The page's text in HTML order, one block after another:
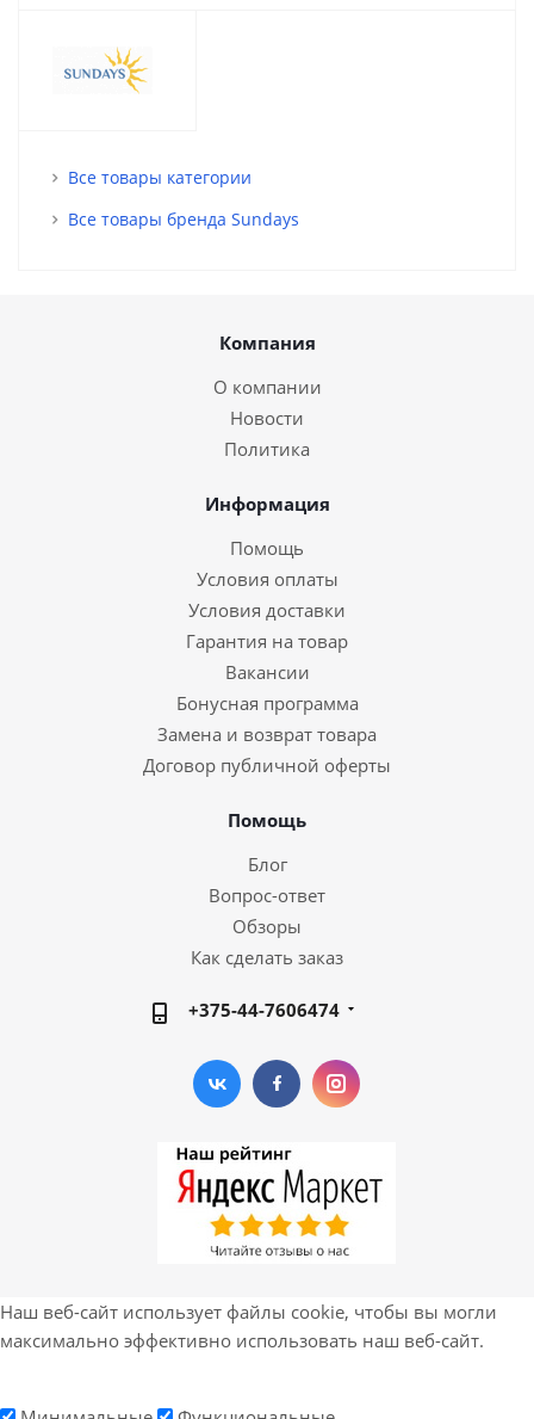
Все товары категории
Все товары бренда Sundays
Компания
О компании
Новости
Политика
Информация
Помощь
Условия оплаты
Условия доставки
Гарантия на товар
Вакансии
Бонусная программа
Замена и возврат товара
Договор публичной оферты
Помощь
Блог
Вопрос-ответ
Обзоры
Как сделать заказ
+375-44-7606474
Наш веб-сайт использует файлы cookie, чтобы вы могли
максимально эффективно использовать наш веб-сайт.